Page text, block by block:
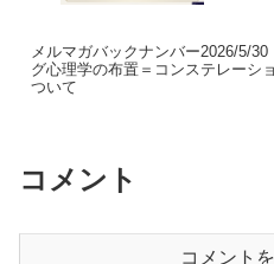
メルマガバックナンバー2026/5/30
グ心理学の布置＝コンステレーシ
ついて
コメント
コメント